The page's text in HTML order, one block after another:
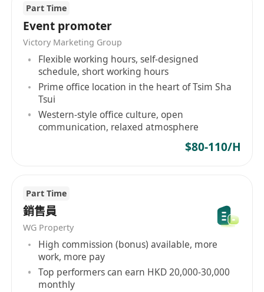
Part Time
Event promoter
Victory Marketing Group
Flexible working hours, self-designed
schedule, short working hours
Prime office location in the heart of Tsim Sha
Tsui
Western-style office culture, open
communication, relaxed atmosphere
$80-110/H
Part Time
銷售員
WG Property
High commission (bonus) available, more
work, more pay
Top performers can earn HKD 20,000-30,000
monthly